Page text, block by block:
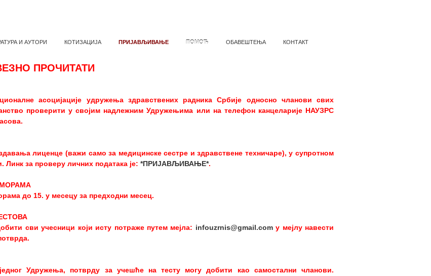
И АУТОРИ КОТИЗАЦИЈА ПРИЈАВЉИВАЊЕ ПОМОЋ ОБАВЕШТЕЊА КОНТАКТ
ПРОЧИТАТИ
асоцијације удружења здравствених радника Србије односно чланови свих
проверити у својим надлежним Удружењима или на телефон канцеларије НАУЗРС
лиценце (важи само за медицинске сестре и здравствене техничаре), у супротном
за проверу личних података је: *ПРИЈАВЉИВАЊЕ*.
до 15. у месецу за предходни месец.
сви учесници који исту потраже путем мејла: infouzrnis@gmail.comу мејлу навести
Удружења, потврду за учешће на тесту могу добити као самостални чланови.